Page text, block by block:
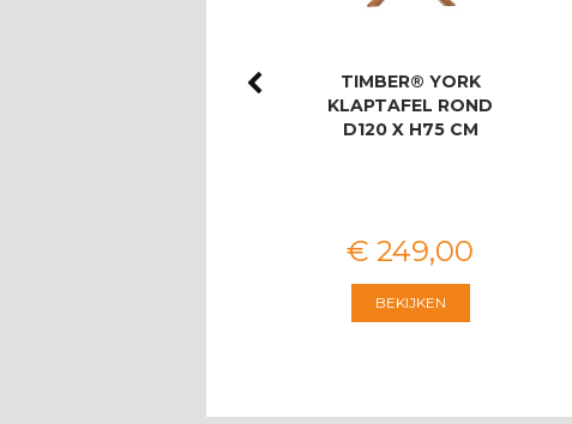
TIMBER® YORK
KLAPTAFEL ROND
D120 X H75 CM
€ 249,00
BEKIJKEN